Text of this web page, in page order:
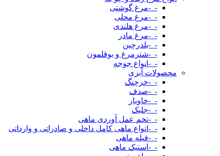
-_-مرغ گوشتی
-_-مرغ محلی
-_-مرغ هلندی
-_-مرغ مادر
-_-بلدرچین
-_-شترمرغ و بوقلمون
-_-انواع جوجه
محصولات آبزی
-_-خرچنگ
-_-صدف
-_-خاویار
-_-جلبک
-_-تخم عمل آوردی ماهی
-_-انواع ماهی کامل داخلی و صادراتی و وارداتی
-_-فیله ماهی
-_-استیک ماهی